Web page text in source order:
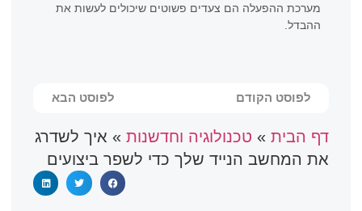
מערכת ההפעלה הם צעדים פשוטים שיכולים לעשות את
ההבדל.
לפוסט הקודם לפוסט הבא
דף הבית» טכנולוגיה וחדשנות» איך לשדרג
את המחשב הנייד שלך כדי לשפר ביצועים